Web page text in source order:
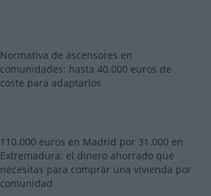
Normativa de ascensores en
comunidades: hasta 40.000 euros de
coste para adaptarlos
110.000 euros en Madrid por 31.000 en
Extremadura: el dinero ahorrado que
necesitas para comprar una vivienda por
comunidad